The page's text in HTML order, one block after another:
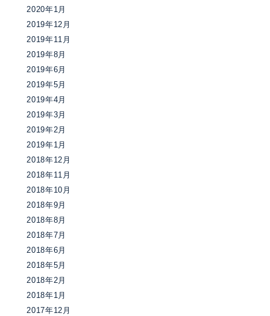
2020年1月
2019年12月
2019年11月
2019年8月
2019年6月
2019年5月
2019年4月
2019年3月
2019年2月
2019年1月
2018年12月
2018年11月
2018年10月
2018年9月
2018年8月
2018年7月
2018年6月
2018年5月
2018年2月
2018年1月
2017年12月